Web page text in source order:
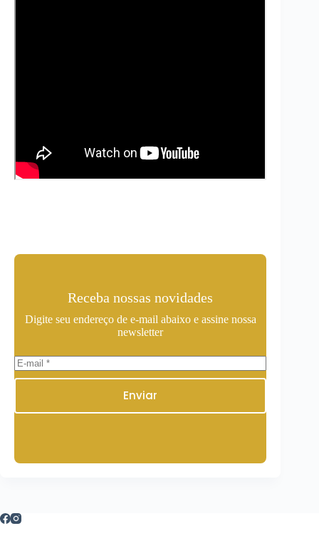
Receba nossas novidades
Digite seu endereço de e-mail abaixo e assine nossa
newsletter
Enviar